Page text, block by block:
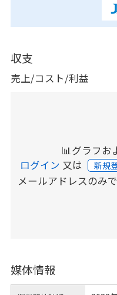
収支
売上/コスト/利益
📊グラフお
ログイン 又は 新規
メールアドレスのみ
媒体情報